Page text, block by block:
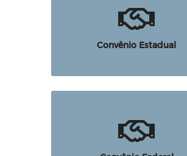
Convênio Estadual